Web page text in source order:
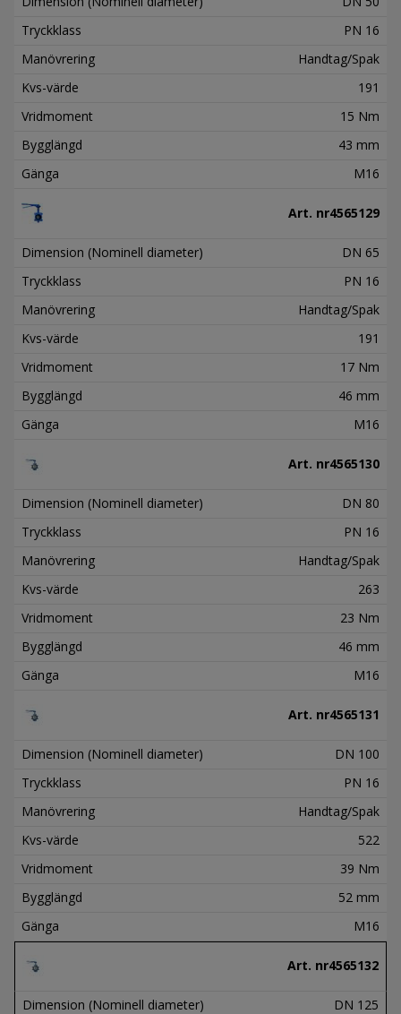
Tryckklass
PN 16
Manövrering
Handtag/Spak
Kvs-värde
191
Vridmoment
15 Nm
Bygglängd
43 mm
Gänga
M16
Art. nr4565129
Dimension (Nominell diameter)
DN 65
Tryckklass
PN 16
Manövrering
Handtag/Spak
Kvs-värde
191
Vridmoment
17 Nm
Bygglängd
46 mm
Gänga
M16
Art. nr4565130
Dimension (Nominell diameter)
DN 80
Tryckklass
PN 16
Manövrering
Handtag/Spak
Kvs-värde
263
Vridmoment
23 Nm
Bygglängd
46 mm
Gänga
M16
Art. nr4565131
Dimension (Nominell diameter)
DN 100
Tryckklass
PN 16
Manövrering
Handtag/Spak
Kvs-värde
522
Vridmoment
39 Nm
Bygglängd
52 mm
Gänga
M16
Art. nr4565132
Dimension (Nominell diameter)
DN 125